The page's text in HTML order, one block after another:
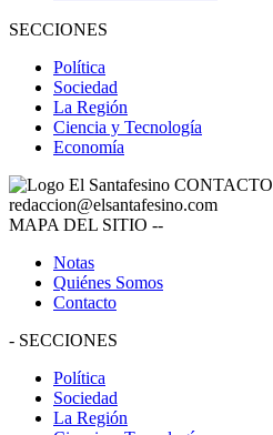
SECCIONES
Política
Sociedad
La Región
Ciencia y Tecnología
Economía
CONTACTO
redaccion@elsantafesino.com
MAPA DEL SITIO --
Notas
Quiénes Somos
Contacto
- SECCIONES
Política
Sociedad
La Región